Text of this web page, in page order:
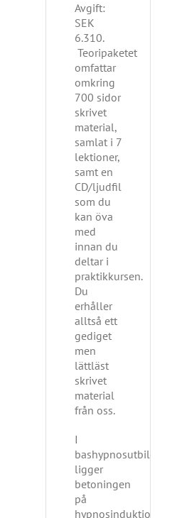
Avgift:
SEK
6.310.
Teoripaketet
omfattar
omkring
700 sidor
skrivet
material,
samlat i 7
lektioner,
samt en
CD/ljudfil
som du
kan öva
med
innan du
deltar i
praktikkursen.
Du
erhåller
alltså ett
gediget
men
lättläst
skrivet
material
från oss.
I
ligger
betoningen
på
hypnosinduktioner;